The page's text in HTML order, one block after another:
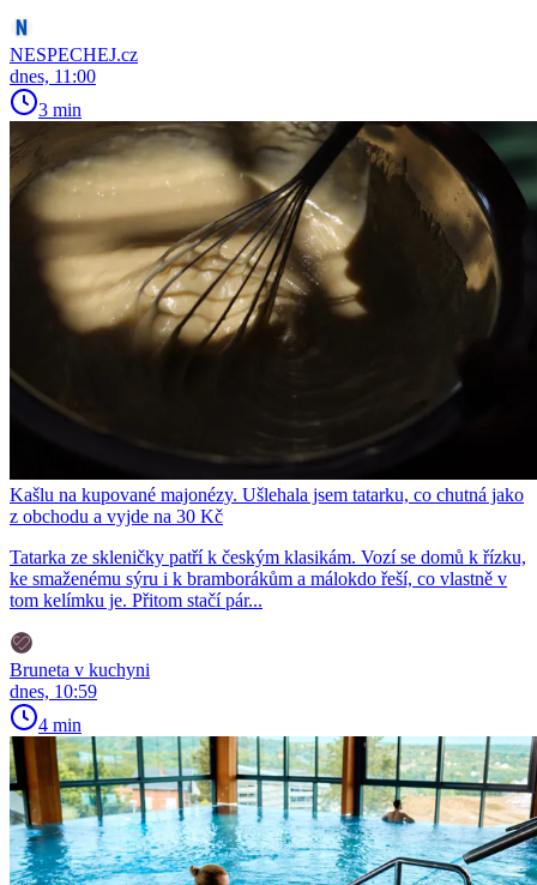
NESPECHEJ.cz
dnes, 11:00
3 min
Kašlu na kupované majonézy. Ušlehala jsem tatarku, co chutná jako
z obchodu a vyjde na 30 Kč
Tatarka ze skleničky patří k českým klasikám. Vozí se domů k řízku,
ke smaženému sýru i k bramborákům a málokdo řeší, co vlastně v
tom kelímku je. Přitom stačí pár...
Bruneta v kuchyni
dnes, 10:59
4 min